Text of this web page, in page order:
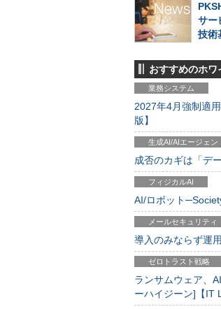
サー
技術
おすすめのホワ
業務システム
2027年4月強制適
版】
生成AI/AIエージェン
成否のカギは「デ
フィジカルAI
AI/ロボット
メールセキュリティ
導入のみならず運
ゼロトラスト戦略
ランサムウェア、
ーハイジーン]【IT